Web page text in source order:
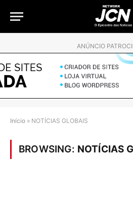
ANÚNCIO
Início » NOTÍCIAS GLOBAIS
BROWSING: NOTÍCIAS